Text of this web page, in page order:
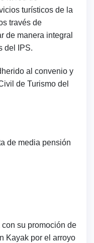
turísticos de la
través de
de manera integral
del IPS.
al convenio y
de Turismo del
de media pensión
su promoción de
Kayak por el arroyo